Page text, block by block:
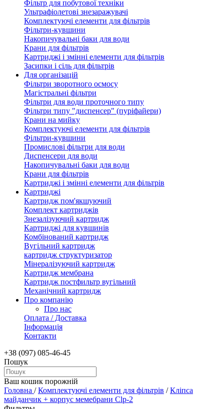
Фільтр для побутової техніки
Ультрафіолетові знезаражувачі
Комплектуючі елементи для фільтрів
Фільтри-кувшини
Накопичувальні баки для води
Крани для фільтрів
Картриджі і змінні елементи для фільтрів
Засипки і сіль для фільтрів
Для організацій
Фільтри зворотного осмосу
Магістральні фільтри
Фільтри для води проточного типу
Фільтри типу "диспенсер" (пуріфайери)
Крани на мийку
Комплектуючі елементи для фільтрів
Фільтри-кувшини
Промислові фільтри для води
Диспенсери для води
Накопичувальні баки для води
Крани для фільтрів
Картриджі і змінні елементи для фільтрів
Картриджі
Картридж пом'якшуючий
Комплект картриджів
Знезалізуючий картридж
Картриджі для кувшинів
Комбінований картридж
Вугільний картридж
картридж структуризатор
Мінералізуючий картридж
Картридж мембрана
Картридж постфильтр вугільний
Механічний картридж
Про компанію
Про нас
Оплата / Доставка
Інформація
Контакти
+38 (097) 085-46-45
Пошук
Ваш кошик порожній
Головна /Комплектуючі елементи для фільтрів /Кліпса
майданчик + корпус мемебрани Clp-2